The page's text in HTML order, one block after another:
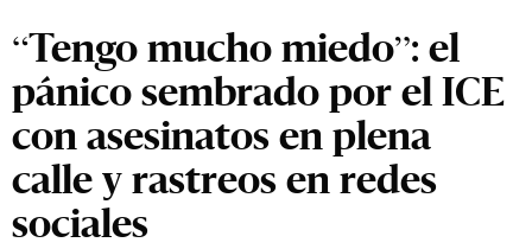
“Tengo mucho miedo”: el
pánico sembrado por el ICE
con asesinatos en plena
calle y rastreos en redes
sociales